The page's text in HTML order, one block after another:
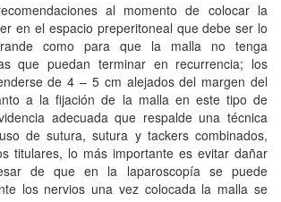
al momento de colocar la
en el espacio preperitoneal que debe ser lo
como para que la malla no tenga
que puedan terminar en recurrencia; los
de 4 – 5 cm alejados del margen del
a la fijación de la malla en este tipo de
adecuada que respalde una técnica
de sutura, sutura y tackers combinados,
titulares, lo más importante es evitar dañar
de que en la laparoscopía se puede
los nervios una vez colocada la malla se